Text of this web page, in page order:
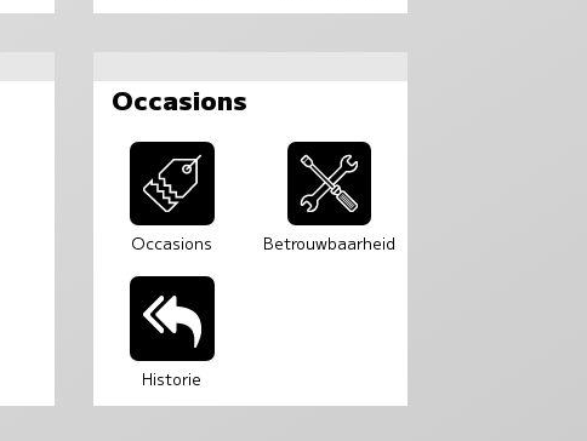
Occasions
Occasions Betrouwbaarheid
Historie